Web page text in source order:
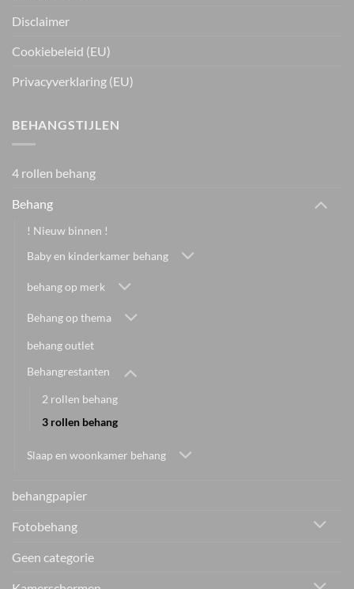
Disclaimer
Cookiebeleid (EU)
Privacyverklaring (EU)
BEHANGSTIJLEN
4 rollen behang
Behang
! Nieuw binnen !
Baby en kinderkamer behang
behang op merk
Behang op thema
behang outlet
Behangrestanten
2 rollen behang
3 rollen behang
Slaap en woonkamer behang
behangpapier
Fotobehang
Geen categorie